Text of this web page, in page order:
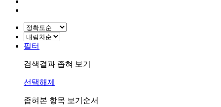
필터
검색결과 좁혀 보기
선택해제
좁혀본 항목 보기순서